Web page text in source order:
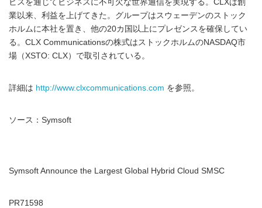
ビスを通じてビジネスに不可欠な世界通信を実現する。CLXは創
業以来、利益を上げてきた。グループはスウェーデンのストック
ホルムに本社を置き、他の20カ国以上にプレゼンスを確保してい
る。CLX Communicationsの株式はストックホルムのNASDAQ市
場（XSTO: CLX）で取引されている。
詳細は http://www.clxcommunications.com を参照。
ソース：Symsoft
Symsoft Announce the Largest Global Hybrid Cloud SMSC
PR71598